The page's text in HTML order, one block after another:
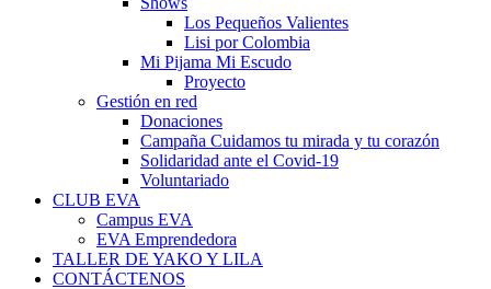
Los Pequeños Valientes
Lisi por Colombia
Mi Pijama Mi Escudo
Proyecto
Gestión en red
Donaciones
Campaña Cuidamos tu mirada y tu corazón
Solidaridad ante el Covid-19
Voluntariado
CLUB EVA
Campus EVA
EVA Emprendedora
TALLER DE YAKO Y LILA
CONTÁCTENOS